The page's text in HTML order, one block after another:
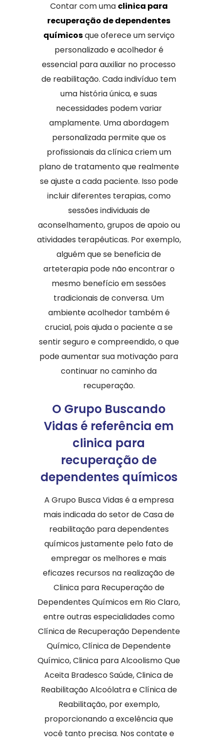
Contar com uma clinica para
recuperação de dependentes
químicosque oferece um serviço
personalizado e acolhedor é
essencial para auxiliar no processo
de reabilitação. Cada indivíduo tem
uma história única, e suas
necessidades podem variar
amplamente. Uma abordagem
personalizada permite que os
profissionais da clínica criem um
plano de tratamento que realmente
se ajuste a cada paciente. Isso pode
incluir diferentes terapias, como
sessões individuais de
aconselhamento, grupos de apoio ou
atividades terapêuticas. Por exemplo,
alguém que se beneficia de
arteterapia pode não encontrar o
mesmo benefício em sessões
tradicionais de conversa. Um
ambiente acolhedor também é
crucial, pois ajuda o paciente a se
sentir seguro e compreendido, o que
pode aumentar sua motivação para
continuar no caminho da
recuperação.
O Grupo Buscando
Vidas é referência em
clinica para
recuperação de
dependentes químicos
A Grupo Busca Vidas é a empresa
mais indicada do setor de Casa de
reabilitação para dependentes
químicos justamente pelo fato de
empregar os melhores e mais
eficazes recursos na realização de
Clinica para Recuperação de
Dependentes Químicos em Rio Claro,
entre outras especialidades como
Clínica de Recuperação Dependente
Químico, Clínica de Dependente
Químico, Clinica para Alcoolismo Que
Aceita Bradesco Saúde, Clinica de
Reabilitação Alcoólatra e Clínica de
Reabilitação, por exemplo,
proporcionando a excelência que
você tanto precisa. Nos contate e